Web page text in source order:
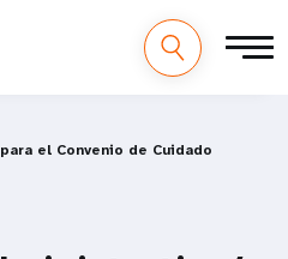
el Convenio de Cuidado